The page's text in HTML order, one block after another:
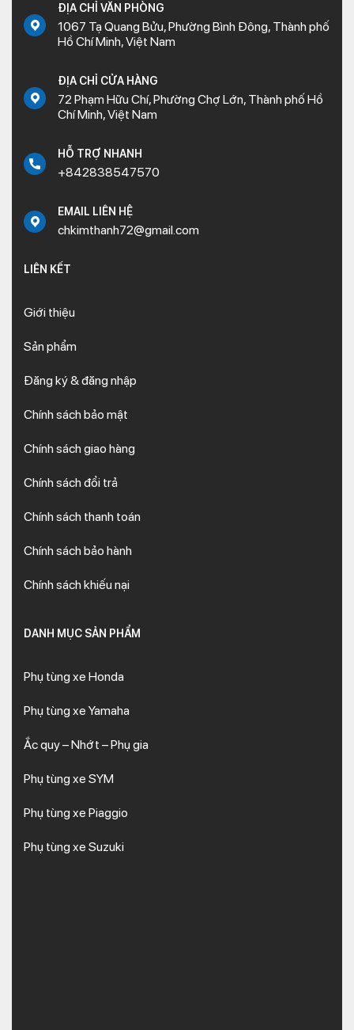
ĐỊA CHỈ VĂN PHÒNG
1067 Tạ Quang Bửu, Phường Bình Đông, Thành phố
Hồ Chí Minh, Việt Nam
ĐỊA CHỈ CỬA HÀNG
72 Phạm Hữu Chí, Phường Chợ Lớn, Thành phố Hồ
Chí Minh, Việt Nam
HỖ TRỢ NHANH
+842838547570
EMAIL LIÊN HỆ
chkimthanh72@gmail.com
LIÊN KẾT
Giới thiệu
Sản phẩm
Đăng ký & đăng nhập
Chính sách bảo mật
Chính sách giao hàng
Chính sách đổi trả
Chính sách thanh toán
Chính sách bảo hành
Chính sách khiếu nại
DANH MỤC SẢN PHẨM
Phụ tùng xe Honda
Phụ tùng xe Yamaha
Ắc quy – Nhớt – Phụ gia
Phụ tùng xe SYM
Phụ tùng xe Piaggio
Phụ tùng xe Suzuki